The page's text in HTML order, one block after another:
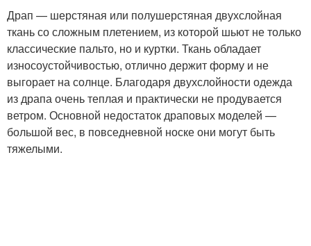
Драп — шерстяная или полушерстяная двухслойная
ткань со сложным плетением, из которой шьют не только
классические пальто, но и куртки. Ткань обладает
износоустойчивостью, отлично держит форму и не
выгорает на солнце. Благодаря двухслойности одежда
из драпа очень теплая и практически не продувается
ветром. Основной недостаток драповых моделей —
большой вес, в повседневной носке они могут быть
тяжелыми.